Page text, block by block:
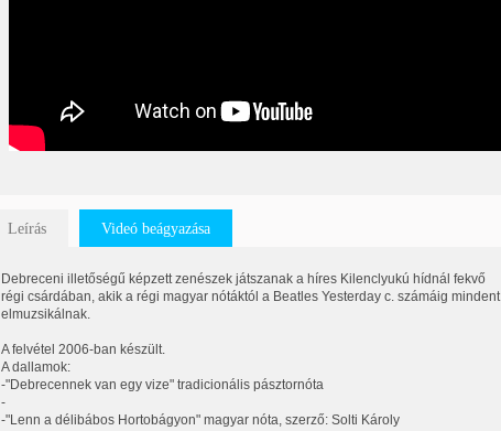
Leírás Videó beágyazása
Debreceni illetőségű képzett zenészek játszanak a híres Kilenclyukú hídnál fekvő
régi csárdában, akik a régi magyar nótáktól a Beatles Yesterday c. számáig mindent
elmuzsikálnak.
A felvétel 2006-ban készült.
A dallamok:
-"Debrecennek van egy vize" tradicionális pásztornóta
-
-"Lenn a délibábos Hortobágyon" magyar nóta, szerző: Solti Károly